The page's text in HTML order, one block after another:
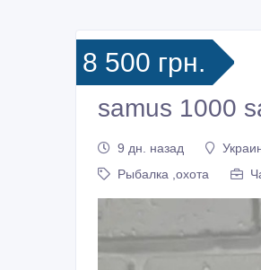
8 500 грн.
samus 1000
9 дн. назад
Рыбалка ,охота